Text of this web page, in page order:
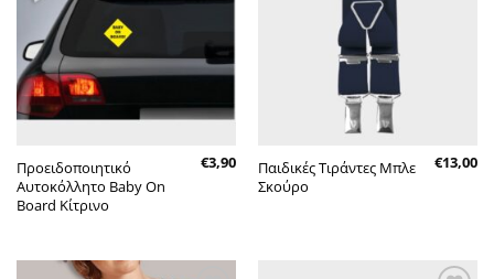
επιθυμητών
Προειδοποιητικό
Αυτοκόλλητο Baby On
Board Κίτρινο
€3,90
επιθυμητών
Παιδικές Τιράντες Μπλε
Σκούρο
€13,00